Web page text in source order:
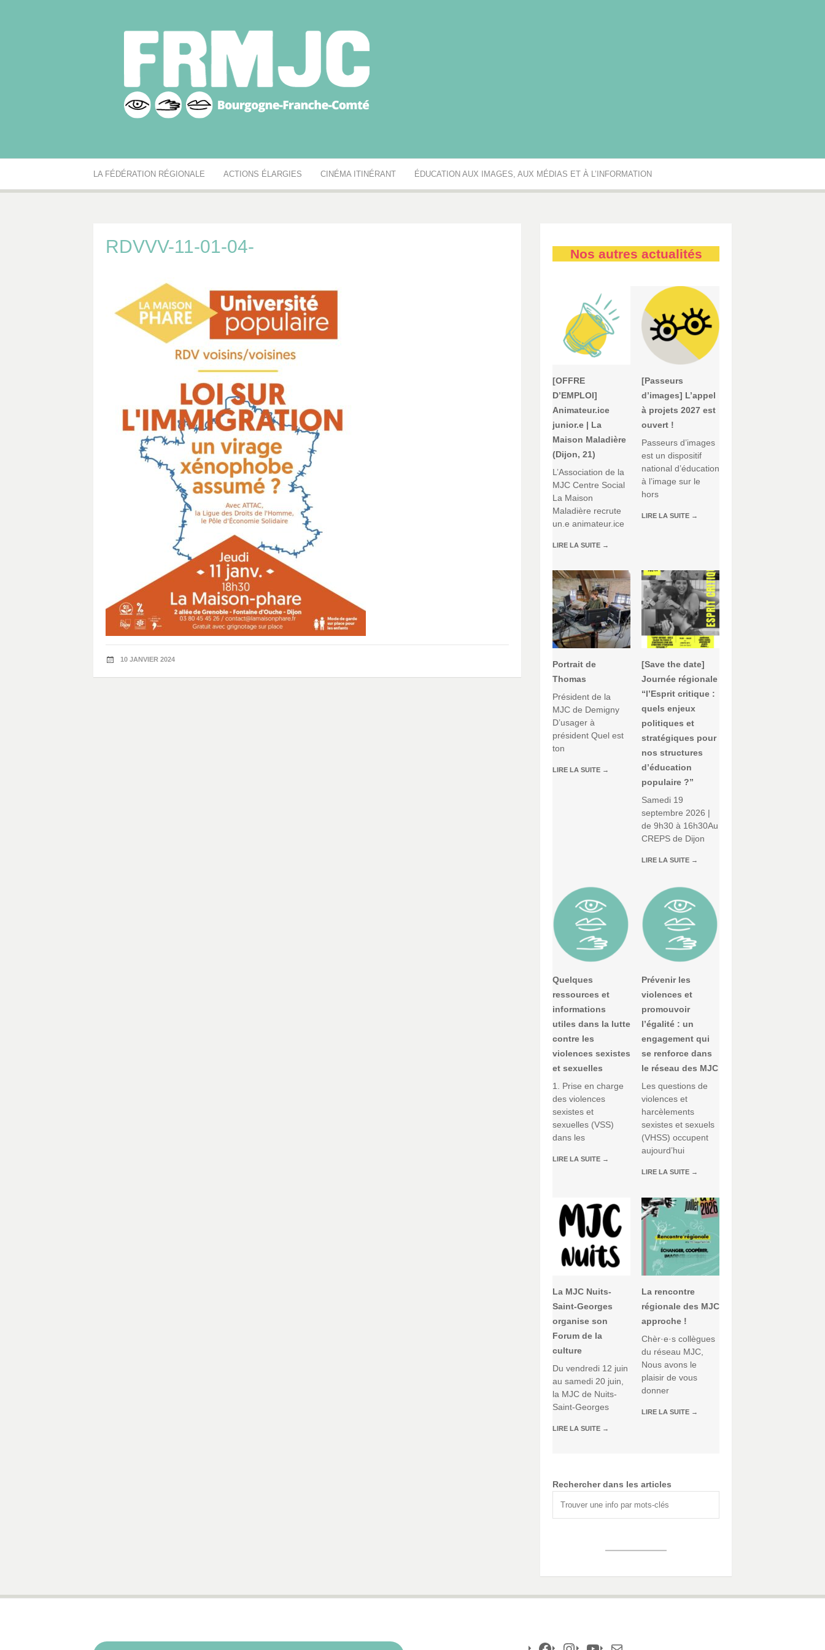
Fédération régionale des MJC Bourgogne-Franche-Comté
LA FÉDÉRATION RÉGIONALE ACTIONS ÉLARGIES CINÉMA ITINÉRANT ÉDUCATION AUX IMAGES, AUX MÉDIAS ET À L’INFORMATION
RDVVV-11-01-04-
10 JANVIER 2024
Nos autres actualités
[OFFRE
D’EMPLOI]
Animateur.ice
junior.e | La
Maison Maladière
(Dijon, 21)
L’Association de la
MJC Centre Social
La Maison
Maladière recrute
un.e animateur.ice
LIRE LA SUITE →
[Passeurs
d’images] L’appel
à projets 2027 est
ouvert !
Passeurs d’images
est un dispositif
national d’éducation
à l’image sur le
hors
LIRE LA SUITE →
Portrait de
Thomas
Président de la
MJC de Demigny
D’usager à
président Quel est
ton
LIRE LA SUITE →
[Save the date]
Journée régionale
“l’Esprit critique :
quels enjeux
politiques et
stratégiques pour
nos structures
d’éducation
populaire ?”
Samedi 19
septembre 2026 |
de 9h30 à 16h30Au
CREPS de Dijon
LIRE LA SUITE →
Quelques
ressources et
informations
utiles dans la lutte
contre les
violences sexistes
et sexuelles
1. Prise en charge
des violences
sexistes et
sexuelles (VSS)
dans les
LIRE LA SUITE →
Prévenir les
violences et
promouvoir
l’égalité : un
engagement qui
se renforce dans
le réseau des MJC
Les questions de
violences et
harcèlements
sexistes et sexuels
(VHSS) occupent
aujourd’hui
LIRE LA SUITE →
La MJC Nuits-
Saint-Georges
organise son
Forum de la
culture
Du vendredi 12 juin
au samedi 20 juin,
la MJC de Nuits-
Saint-Georges
LIRE LA SUITE →
La rencontre
régionale des MJC
approche !
Chèr·e·s collègues
du réseau MJC,
Nous avons le
plaisir de vous
donner
LIRE LA SUITE →
Rechercher dans les articles